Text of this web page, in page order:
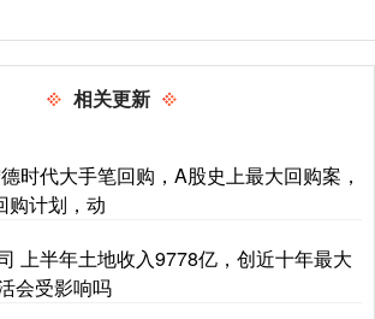
相关更新
时代大手笔回购，A股史上最大回购案，
购计划，动
上半年土地收入9778亿，创近十年最大
会受影响吗